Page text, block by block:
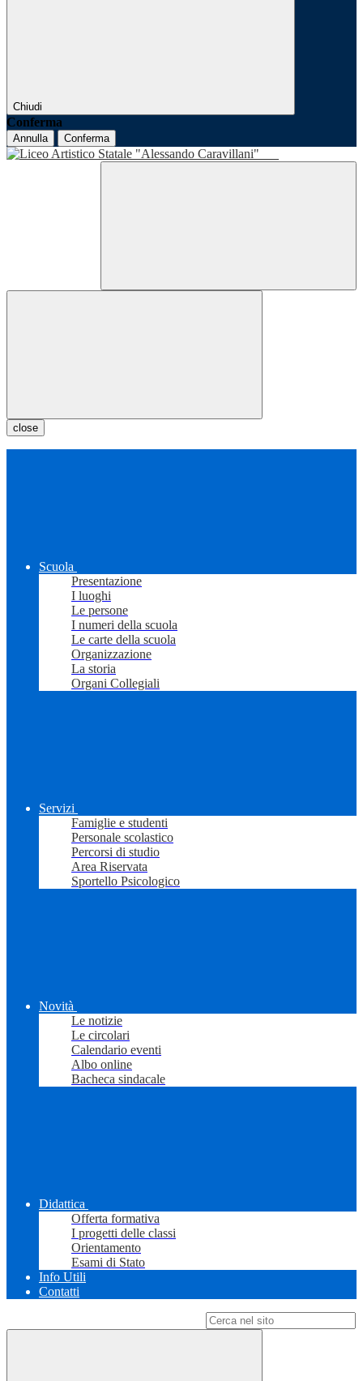
Chiudi
Conferma
Annulla Conferma
close
Scuola
Presentazione
I luoghi
Le persone
I numeri della scuola
Le carte della scuola
Organizzazione
La storia
Organi Collegiali
Servizi
Famiglie e studenti
Personale scolastico
Percorsi di studio
Area Riservata
Sportello Psicologico
Novità
Le notizie
Le circolari
Calendario eventi
Albo online
Bacheca sindacale
Didattica
Offerta formativa
I progetti delle classi
Orientamento
Esami di Stato
Info Utili
Contatti